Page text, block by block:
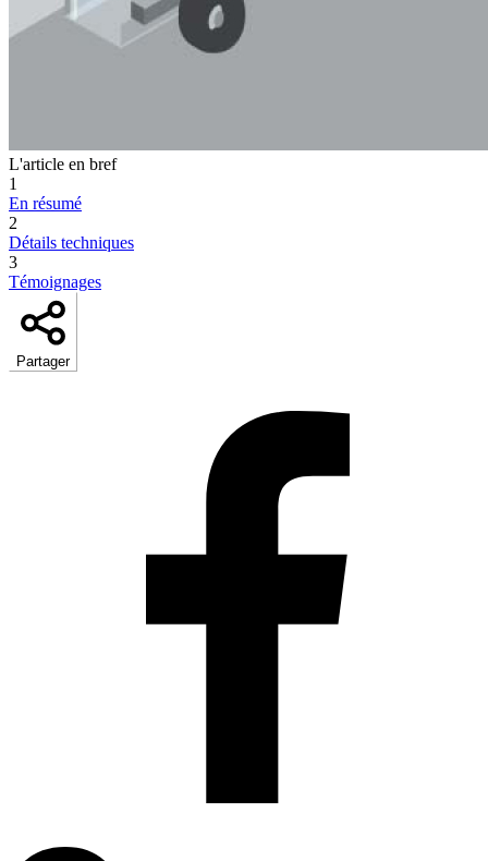
L'article en bref
1
En résumé
2
Détails techniques
3
Témoignages
Partager